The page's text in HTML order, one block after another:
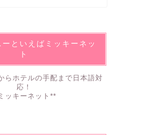
といえばミッキーネッ
ト
らホテルの手配まで日本語対
応！
ッキーネット**